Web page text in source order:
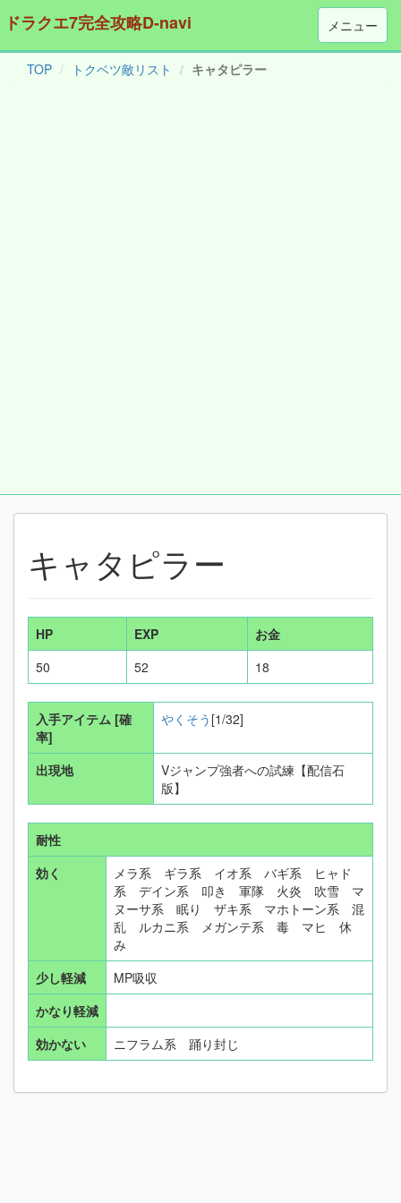
メニュー
ドラクエ7完全攻略D-navi
TOP トクベツ敵リスト キャタピラー
キャタピラー
HP EXP
お金
50
52 18
入手アイテム [確
率]
やくそう [1/32]
出現地
Vジャンプ強者への試練【配信石
版】
耐性
効く
メラ系 ギラ系 イオ系 バギ系 ヒャド
系 デイン系 叩き 軍隊 火炎 吹雪 マ
ヌーサ系 眠り ザキ系 マホトーン系 混
乱 ルカニ系 メガンテ系 毒 マヒ 休
み
少し軽減
MP吸収
かなり軽減
効かない
ニフラム系 踊り封じ